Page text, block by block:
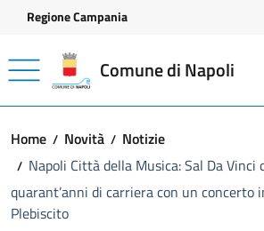
Vai ai contenuti
Vai al footer
Regione Campania
Comune di Napoli
Home Novità
Notizie
Napoli Città della Musica: Sal Da Vinci
quarant’anni di carriera con un concerto
Plebiscito